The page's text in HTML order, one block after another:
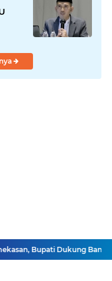
Bupati Dukung Bangun